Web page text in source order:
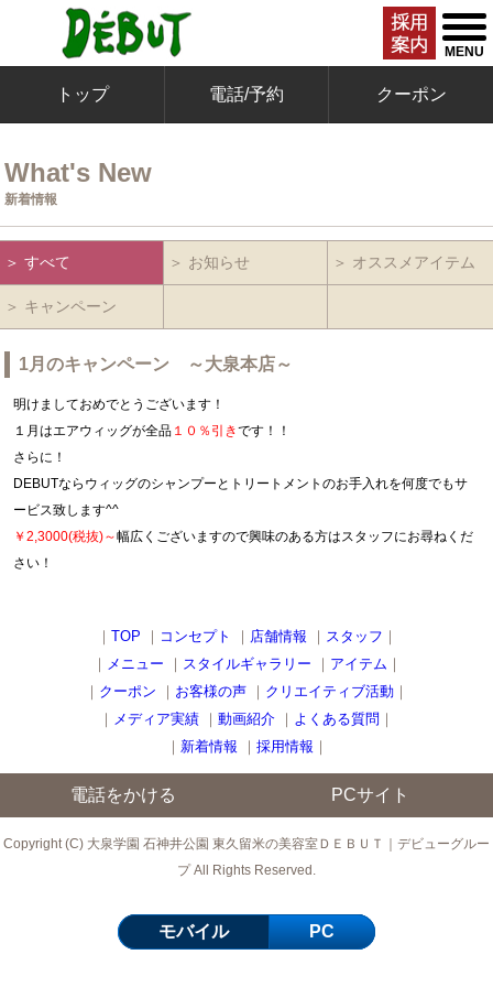
MENU
トップ 電話/予約 クーポン
What's New
新着情報
＞ すべて ＞ お知らせ ＞ オススメアイテム
＞ キャンペーン
1月のキャンペーン ～大泉本店～
明けましておめでとうございます！
１月はエアウィッグが全品 １０％引きです！！
さらに！
DEBUTならウィッグのシャンプーとトリートメントのお手入れを何度でもサ
ービス致します^^
￥2,3000(税抜)～幅広くございますので興味のある方はスタッフにお尋ねくだ
さい！
｜ TOP ｜ コンセプト ｜ 店舗情報 ｜ スタッフ ｜
｜ メニュー ｜ スタイルギャラリー ｜ アイテム ｜
｜ クーポン ｜ お客様の声 ｜ クリエイティブ活動 ｜
｜ メディア実績 ｜ 動画紹介 ｜ よくある質問 ｜
｜ 新着情報 ｜ 採用情報 ｜
電話をかける PCサイト
Copyright (C) 大泉学園 石神井公園 東久留米の美容室ＤＥＢＵＴ｜デビューグルー
プ All Rights Reserved.
モバイル PC